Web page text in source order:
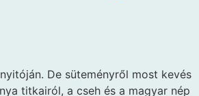
De süteményről most kevés
titkairól, a cseh és a magyar nép